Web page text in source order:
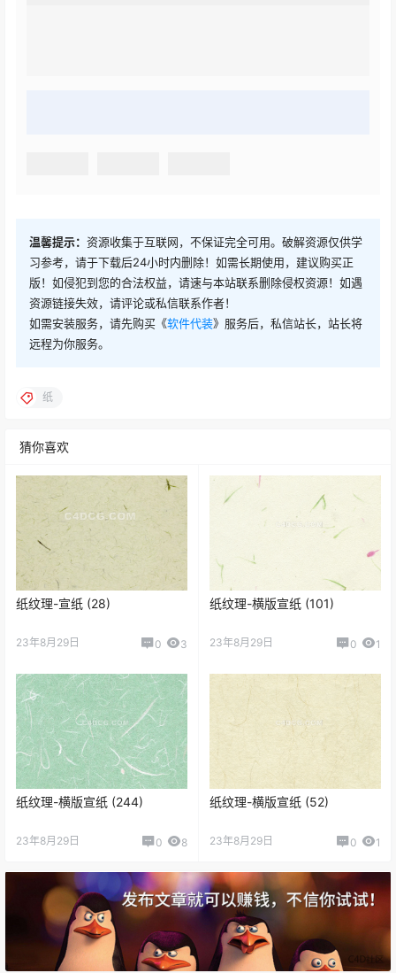
温馨提示： 资源收集于互联网，不保证完全可用。破解资源仅供学
习参考，请于下载后24小时内删除！如需长期使用，建议购买正
版！如侵犯到您的合法权益，请速与本站联系删除侵权资源！如遇
资源链接失效，请评论或私信联系作者！
如需安装服务，请先购买《软件代装》服务后，私信站长，站长将
远程为你服务。
纸
猜你喜欢
纸纹理-宣纸 (28)
23年8月29日 0 3
纸纹理-横版宣纸 (101)
23年8月29日 0 1
纸纹理-横版宣纸 (244)
23年8月29日 0 8
纸纹理-横版宣纸 (52)
23年8月29日 0 1